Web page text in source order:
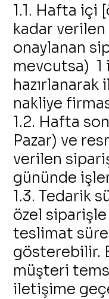
1.1. Hafta içi
kadar
onaylanan
mevcutsa) 1
hazırlanarak
nakliye
1.2. Hafta
Pazar) ve
verilen
gününde
1.3. Tedarik
özel
teslimat
gösterebilir.
müşteri
iletişime